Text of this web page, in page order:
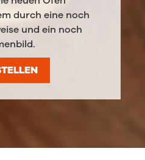
durch eine noch
und ein noch